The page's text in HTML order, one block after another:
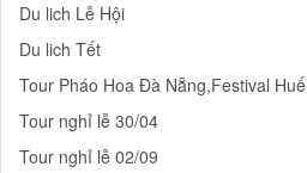
Du lich Lễ Hội
Du lich Tết
Tour Pháo Hoa Đà Nẵng,Festival Huế
Tour nghỉ lễ 30/04
Tour nghỉ lễ 02/09